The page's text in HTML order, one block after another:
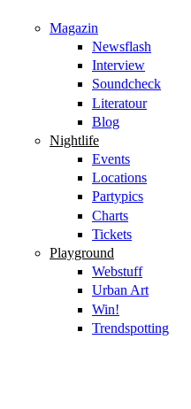
Magazin
Newsflash
Interview
Soundcheck
Literatour
Blog
Nightlife
Events
Locations
Partypics
Charts
Tickets
Playground
Webstuff
Urban Art
Win!
Trendspotting